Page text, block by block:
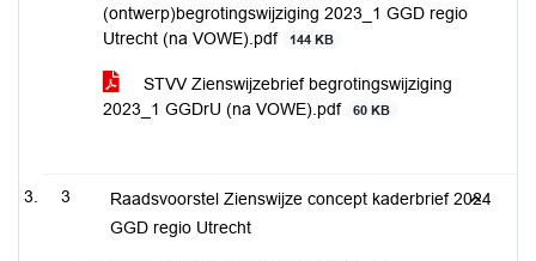
(ontwerp)begrotingswijziging 2023_1 GGD regio
Utrecht (na VOWE).pdf
144 KB
STVV Zienswijzebrief begrotingswijziging
2023_1 GGDrU (na VOWE).pdf
60 KB
3
Raadsvoorstel Zienswijze concept kaderbrief 2024
GGD regio Utrecht